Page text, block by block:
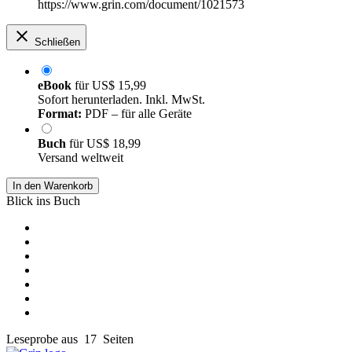
https://www.grin.com/document/1021573
Schließen
eBook fürUS$ 15,99
Sofort herunterladen. Inkl. MwSt.
Format: PDF – für alle Geräte
Buch fürUS$ 18,99
Versand weltweit
In den Warenkorb
Blick ins Buch
Leseprobe aus 17 Seiten